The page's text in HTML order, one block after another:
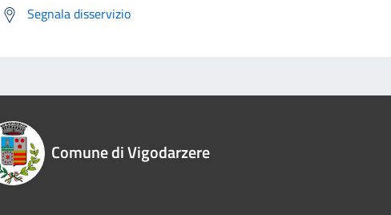
Segnala disservizio
Comune di Vigodarzere